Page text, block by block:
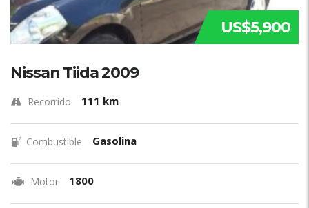
US$5,900
Nissan Tiida 2009
Recorrido 111 km
Combustible Gasolina
Motor 1800